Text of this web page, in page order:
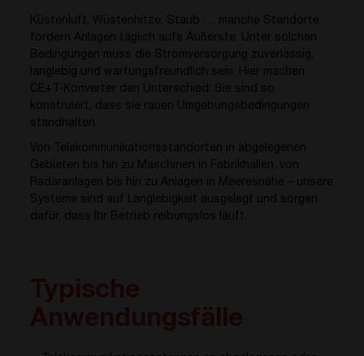
Küstenluft, Wüstenhitze, Staub … manche Standorte
fordern Anlagen täglich aufs Äußerste. Unter solchen
Bedingungen muss die Stromversorgung zuverlässig,
langlebig und wartungsfreundlich sein. Hier machen
CE+T-Konverter den Unterschied: Sie sind so
konstruiert, dass sie rauen Umgebungsbedingungen
standhalten.
Von Telekommunikationsstandorten in abgelegenen
Gebieten bis hin zu Maschinen in Fabrikhallen, von
Radaranlagen bis hin zu Anlagen in Meeresnähe – unsere
Systeme sind auf Langlebigkeit ausgelegt und sorgen
dafür, dass Ihr Betrieb reibungslos läuft.